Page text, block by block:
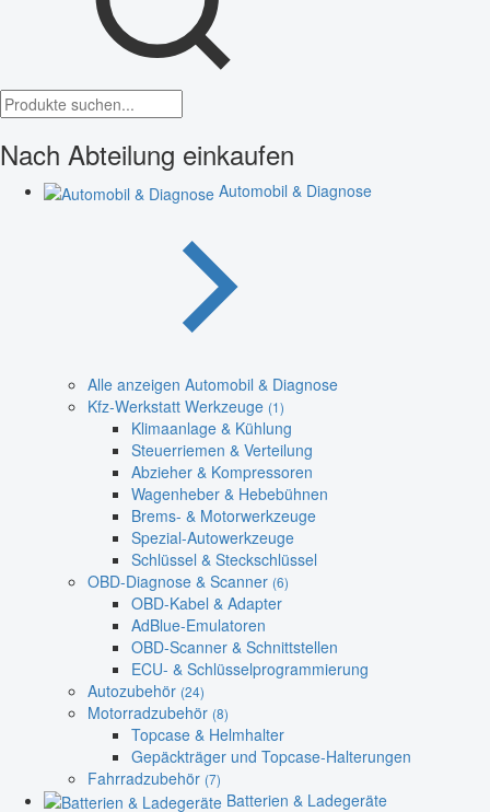
Nach Abteilung einkaufen
Automobil & Diagnose
Alle anzeigen Automobil & Diagnose
Kfz-Werkstatt Werkzeuge (1)
Klimaanlage & Kühlung
Steuerriemen & Verteilung
Abzieher & Kompressoren
Wagenheber & Hebebühnen
Brems- & Motorwerkzeuge
Spezial-Autowerkzeuge
Schlüssel & Steckschlüssel
OBD-Diagnose & Scanner (6)
OBD-Kabel & Adapter
AdBlue-Emulatoren
OBD-Scanner & Schnittstellen
ECU- & Schlüsselprogrammierung
Autozubehör (24)
Motorradzubehör (8)
Topcase & Helmhalter
Gepäckträger und Topcase-Halterungen
Fahrradzubehör (7)
Batterien & Ladegeräte